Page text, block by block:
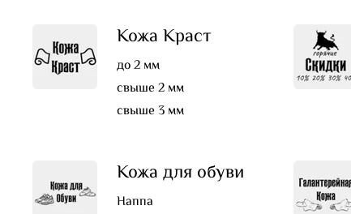
Кожа Краст
до 2 мм
свыше 2 мм
свыше 3 мм
Кожа для обуви
Наппа